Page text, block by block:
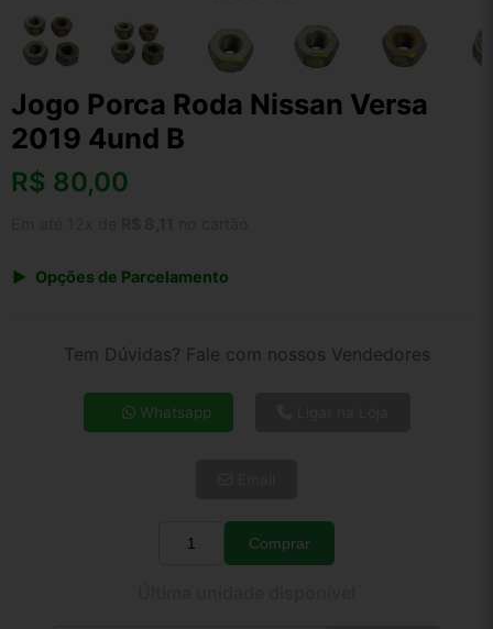
Jogo Porca Roda Nissan Versa
2019 4und B
R$ 80,00
Opções de Parcelamento
4x de R$ 22,17
5x de R$ 17,97
Tem Dúvidas? Fale com nossos Vendedores
Whatsapp
Quantidade
Comprar